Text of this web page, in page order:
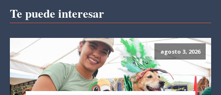
Te puede interesar
agosto 3, 2026